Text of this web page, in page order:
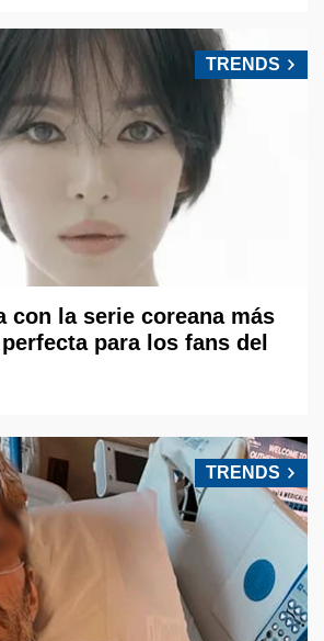
TRENDS
con la serie coreana más
para los fans del
TRENDS